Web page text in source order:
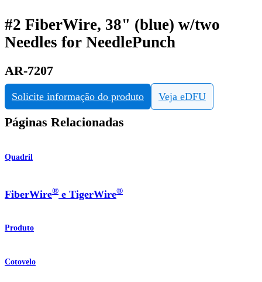
#2 FiberWire, 38" (blue) w/two
Needles for NeedlePunch
AR-7207
Solicite informação do produto Veja eDFU
Páginas Relacionadas
Quadril
FiberWire® e TigerWire®
Produto
Cotovelo